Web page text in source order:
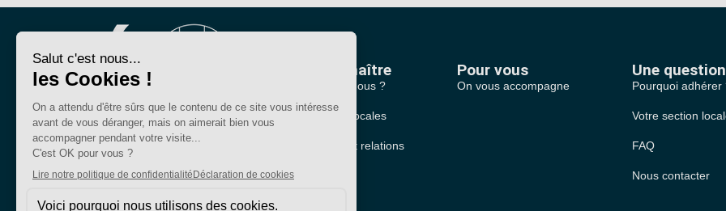
Bien plus qu'un
syndicat
Nous connaître
Qui sommes-nous ?
Nos sections locales
Partenariats et relations
Pour vous
On vous accompagne
Une
Pourquoi adhérer
Votre section
FAQ
Nous contacter